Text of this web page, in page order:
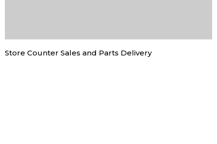
Store Counter Sales and Parts Delivery